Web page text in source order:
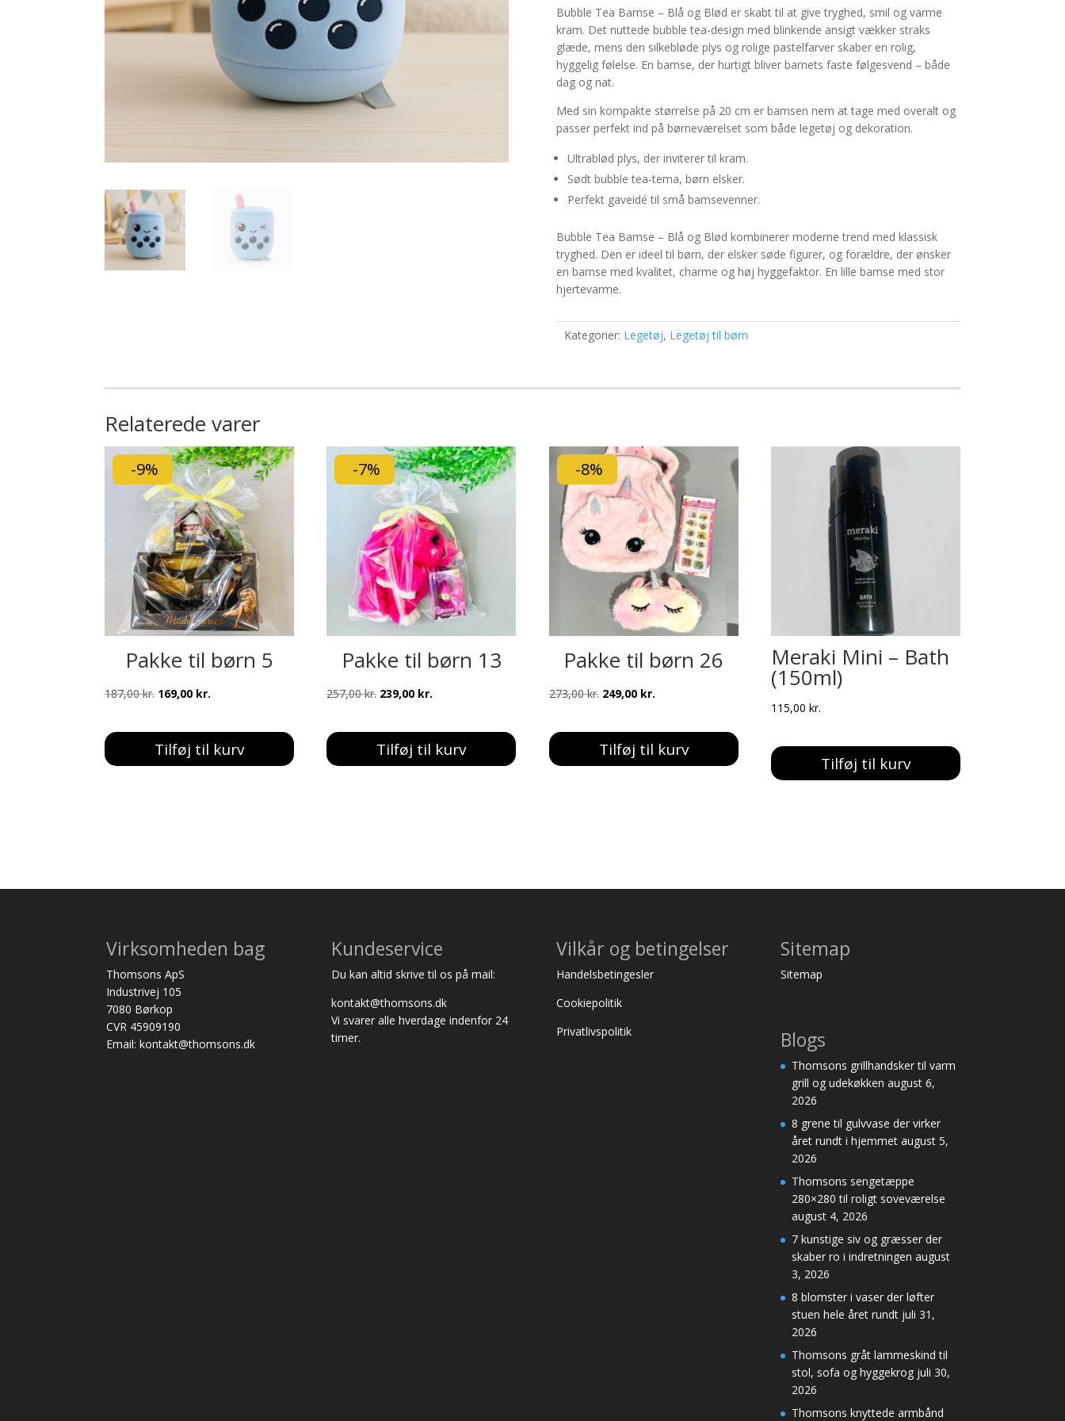
Bubble Tea Bamse – Blå og Blød er skabt til at give tryghed, smil og varme
kram. Det nuttede bubble tea-design med blinkende ansigt vækker straks
glæde, mens den silkebløde plys og rolige pastelfarver skaber en rolig,
hyggelig følelse. En bamse, der hurtigt bliver barnets faste følgesvend – både
dag og nat.
Med sin kompakte størrelse på 20 cm er bamsen nem at tage med overalt og
passer perfekt ind på børneværelset som både legetøj og dekoration.
Ultrablød plys, der inviterer til kram.
Sødt bubble tea-tema, børn elsker.
Perfekt gaveidé til små bamsevenner.
Bubble Tea Bamse – Blå og Blød kombinerer moderne trend med klassisk
tryghed. Den er ideel til børn, der elsker søde figurer, og forældre, der ønsker
en bamse med kvalitet, charme og høj hyggefaktor. En lille bamse med stor
hjertevarme.
Kategorier: Legetøj, Legetøj til børn
Relaterede varer
-9%
Pakke til børn 5
187,00kr. Den
pris
var:
169,00 kr.
pris
er:
Tilføj til kurv
-7%
Pakke til børn 13
257,00kr. Den
pris
var:
239,00 kr.
pris
er:
Tilføj til kurv
-8%
Pakke til børn 26
273,00kr. Den
pris
var:
249,00 kr.Den
pris
er:
Tilføj til kurv
Meraki Mini – Bath
(150ml)
115,00 kr.
Tilføj til kurv
Virksomheden bag
Thomsons ApS
Industrivej 105
7080 Børkop
CVR 45909190
Email: kontakt@thomsons.dk
Kundeservice
Du kan altid skrive til os på mail:
kontakt@thomsons.dk
Vi svarer alle hverdage indenfor 24
timer.
Vilkår og betingelser
Handelsbetingesler
Cookiepolitik
Privatlivspolitik
Sitemap
Sitemap
Blogs
Thomsons grillhandsker til varm
grill og udekøkken august 6,
2026
8 grene til gulvvase der virker
året rundt i hjemmet august 5,
2026
Thomsons sengetæppe
280×280 til roligt soveværelse
august 4, 2026
7 kunstige siv og græsser der
skaber ro i indretningen august
3, 2026
8 blomster i vaser der løfter
stuen hele året rundt juli 31,
2026
Thomsons gråt lammeskind til
stol, sofa og hyggekrog juli 30,
2026
Thomsons knyttede armbånd